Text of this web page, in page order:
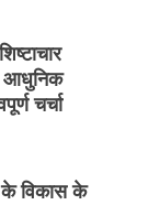
आधुनिक
चर्चा
के विकास के